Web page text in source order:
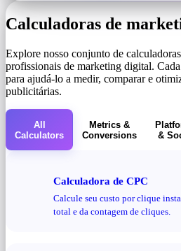
Calculadoras de
Explore nosso conjunto de
profissionais de marketing digital.
para ajudá-lo a medir, comparar e
publicitárias.
All
Calculators
Metrics &
Conversions
&
Calculadora de CPC
Calcule seu custo por clique
total e da contagem de cliques.